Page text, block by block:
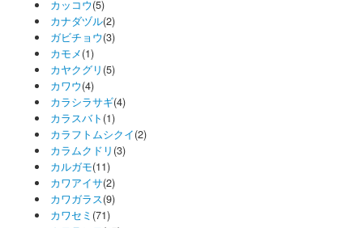
カッコウ(5)
カナダヅル(2)
ガビチョウ(3)
カモメ(1)
カヤクグリ (5)
カワウ(4)
カラシラサギ(4)
カラスバト (1)
カラフトムシクイ(2)
カラムクドリ (3)
カルガモ(11)
カワアイサ(2)
カワガラス(9)
カワセミ (71)